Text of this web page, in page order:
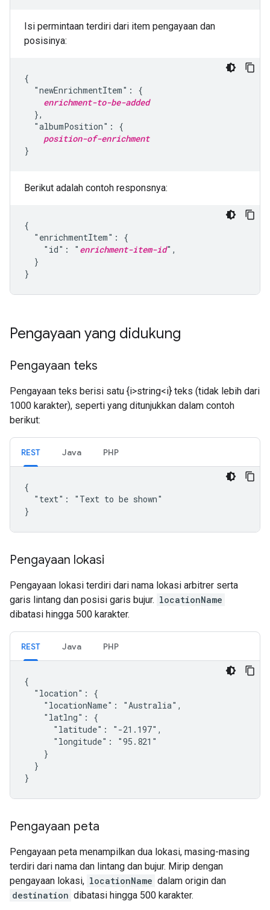
Isi permintaan terdiri dari item pengayaan dan
posisinya:
{
  "newEnrichmentItem": {
enrichment-to-be-added
  },
  "albumPosition": {
position-of-enrichment
}
Berikut adalah contoh responsnya:
{
  "enrichmentItem": {
    "id": "
enrichment-item-id",
  }
}
Pengayaan yang didukung
Pengayaan teks
Pengayaan teks berisi satu {i>string<i} teks (tidak lebih dari
1000 karakter), seperti yang ditunjukkan dalam contoh
berikut:
REST Java PHP
{
  "text": "Text to be shown"
}
Pengayaan lokasi
Pengayaan lokasi terdiri dari nama lokasi arbitrer serta
garis lintang dan posisi garis bujur. locationName
dibatasi hingga 500 karakter.
REST Java PHP
{
  "location": {
    "locationName": "Australia",
    "latlng": {
      "latitude": "-21.197",
      "longitude": "95.821"
    }
  }
}
Pengayaan peta
Pengayaan peta menampilkan dua lokasi, masing-masing
terdiri dari nama dan lintang dan bujur. Mirip dengan
pengayaan lokasi, locationName dalam origin dan
destination dibatasi hingga 500 karakter.